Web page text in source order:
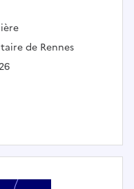
de Rennes
de Santé H/F à 100%